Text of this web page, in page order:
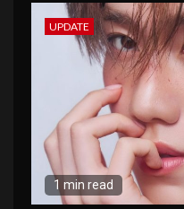
UPDATE
1 min read